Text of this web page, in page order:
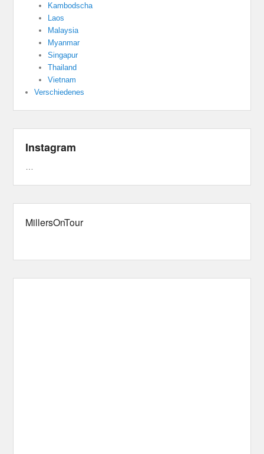
Kambodscha
Laos
Malaysia
Myanmar
Singapur
Thailand
Vietnam
Verschiedenes
Instagram
MillersOnTour